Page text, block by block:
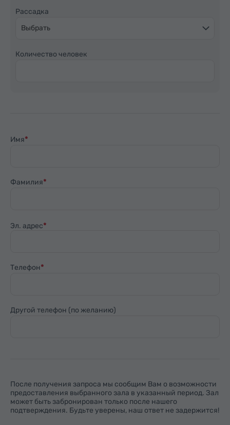
Рассадка
Выбрать
Количество человек
Имя
Фамилия
Эл. адрес
Телефон
Другой телефон (по желанию)
После получения запроса мы сообщим Вам о возможности
предоставления выбранного зала в указанный период. Зал
может быть забронирован только после нашего
подтверждения. Будьте уверены, наш ответ не задержится!